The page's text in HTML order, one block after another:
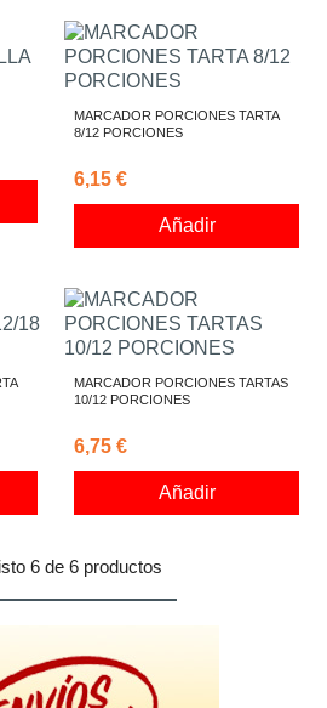
MARCADOR PORCIONES TARTA
8/12 PORCIONES
6,15 €
Añadir
MARCADOR PORCIONES TARTAS
10/12 PORCIONES
6,75 €
Añadir
6 de 6 productos